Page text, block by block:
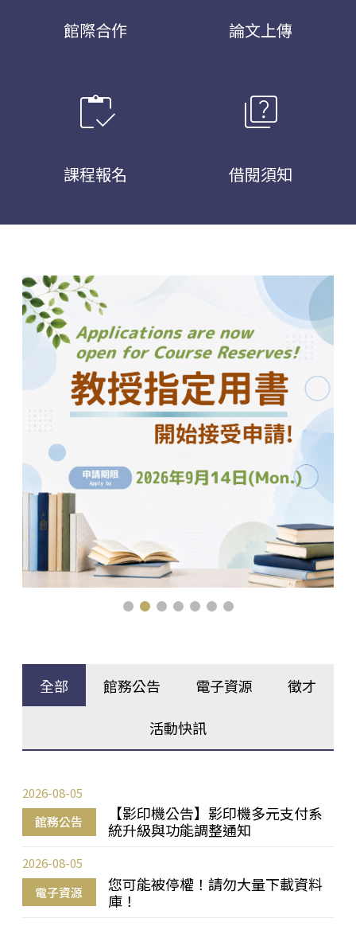
館際合作 論文上傳
inventory
課程報名
quiz
借閱須知
全部 館務公告 電子資源 徵才
活動快訊
館務公告
【影印機公告】影印機多元支付系
統升級與功能調整通知
2026-08-05
電子資源
您可能被停權！請勿大量下載資料
庫！
2026-08-05